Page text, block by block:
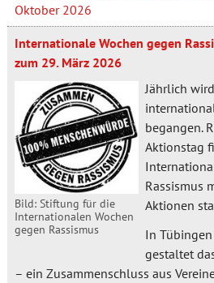
Oktober 2026
Internationale Wochen gegen
zum 29. März 2026
Bild: Stiftung für die
Internationalen Wochen
gegen Rassismus
Jährlich
begangen.
Aktionstag
Rassismus
Aktionen
In
gestaltet
– ein Zusammenschluss aus